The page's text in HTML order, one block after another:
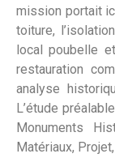
mission portait
toiture,
local poubelle
restauration
analyse
L’étude
Monuments
Matériaux,